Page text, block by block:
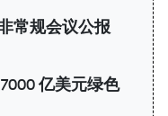
常规会议公报
亿美元绿色